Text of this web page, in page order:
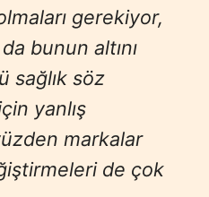
gerekiyor,
bunun altını
sağlık söz
yanlış
markalar
de çok